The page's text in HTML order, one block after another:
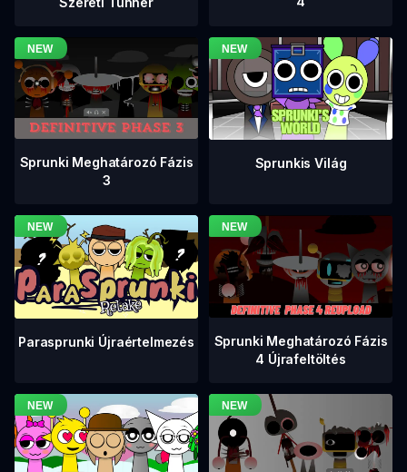
Sprunki Meghatározó Fázis
3
Sprunkis Világ
Parasprunki Újraértelmezés
Sprunki Meghatározó Fázis
4 Újrafeltöltés